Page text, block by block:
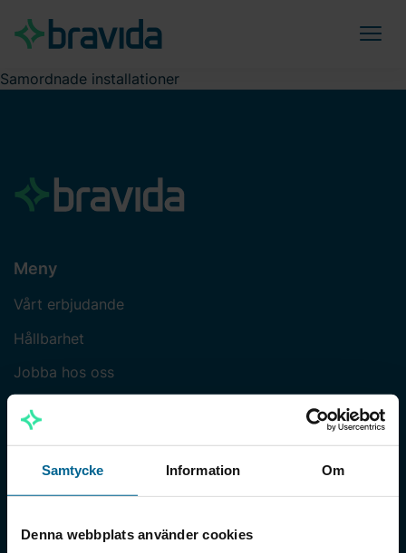
Samtycke Information Om
Denna webbplats använder cookies
Samordnade installationer
Meny
Vårt erbjudande
Hållbarhet
Jobba hos oss
Om Bravida
Frågor & Svar
Kontakta oss